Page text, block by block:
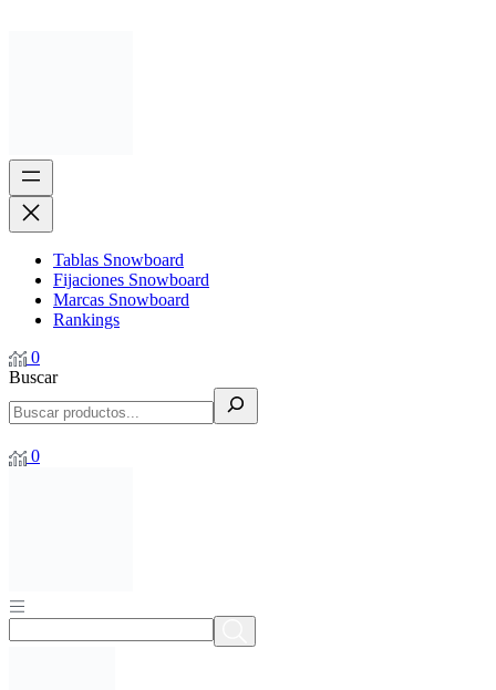
Tablas Snowboard
Fijaciones Snowboard
Marcas Snowboard
Rankings
0
Buscar
0